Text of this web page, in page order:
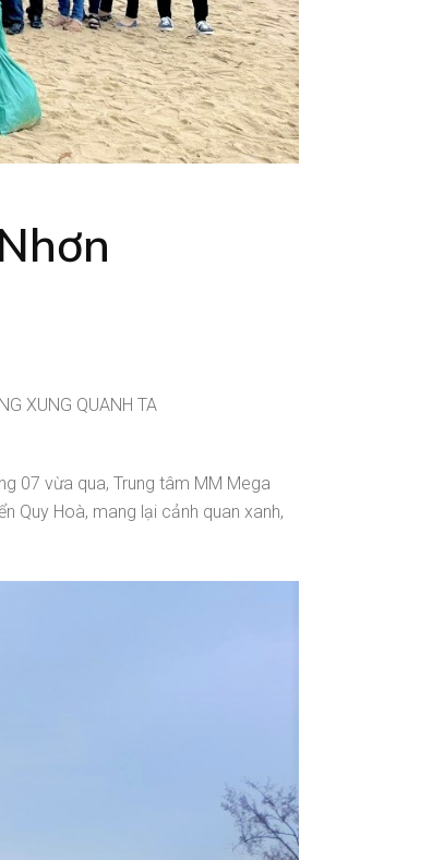
XUNG QUANH TA
07 vừa qua, Trung tâm MM Mega
Quy Hoà, mang lại cảnh quan xanh,